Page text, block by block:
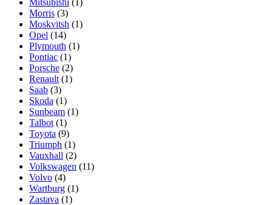
Mitsubishi (1)
Morris (3)
Moskvitsh (1)
Opel (14)
Plymouth (1)
Pontiac (1)
Porsche (2)
Renault (1)
Saab (3)
Skoda (1)
Sunbeam (1)
Talbot (1)
Toyota (9)
Triumph (1)
Vauxhall (2)
Volkswagen (11)
Volvo (4)
Wartburg (1)
Zastava (1)